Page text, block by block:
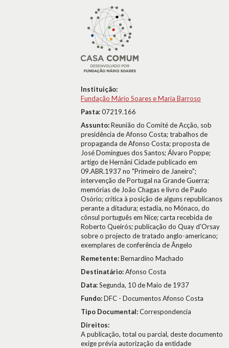
Instituição:
Fundação Mário Soares e Maria Barroso
Pasta:07219.166
Assunto:Reunião do Comité de Acção, sob
presidência de Afonso Costa; trabalhos de
propaganda de Afonso Costa; proposta de
José Domingues dos Santos; Álvaro Poppe;
artigo de Hernâni Cidade publicado em
09.ABR.1937 no "Primeiro de Janeiro";
intervenção de Portugal na Grande Guerra;
memórias de João Chagas e livro de Paulo
Osório; crítica à posição de alguns republicanos
perante a ditadura; estadia, no Mónaco, do
cônsul português em Nice; carta recebida de
Roberto Queirós; publicação do Quay d'Orsay
sobre o projecto de tratado anglo-americano;
exemplares de conferência de Ângelo
Remetente:Bernardino Machado
Destinatário:Afonso Costa
Data:Segunda, 10 de Maio de 1937
Fundo:DFC - Documentos Afonso Costa
Tipo Documental:Correspondencia
Direitos:
A publicação, total ou parcial, deste documento
exige prévia autorização da entidade